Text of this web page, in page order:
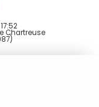
Chartreuse
)